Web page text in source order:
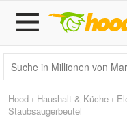
Hood › Haushalt & Küche ›
Staubsaugerbeutel